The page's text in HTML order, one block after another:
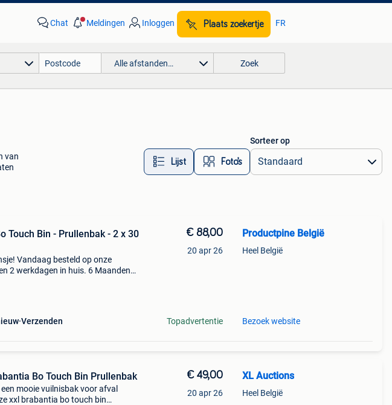
Chat Meldingen Inloggen Plaats zoekertje FR
Alle afstanden… Zoek
van
Lijst Foto’s
Sorteer op
Touch Bin - Prullenbak - 2 x 30
Vandaag besteld op onze
2 werkdagen in huis. 6 Maanden
Verzenden
€ 88,00
20 apr 26
Topadvertentie
Productpine België
Heel België
Bezoek website
Bo Touch Bin Prullenbak
mooie vuilnisbak voor afval
xxl brabantia bo touch bin
€ 49,00
20 apr 26
XL Auctions
Heel België